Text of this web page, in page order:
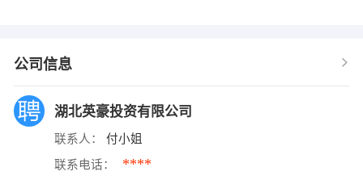
公司信息
湖北英豪投资有限公司
联系人： 付小姐
联系电话： ****